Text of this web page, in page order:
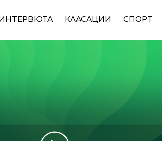
ИНТЕРВЮТА КЛАСАЦИИ СПОРТ